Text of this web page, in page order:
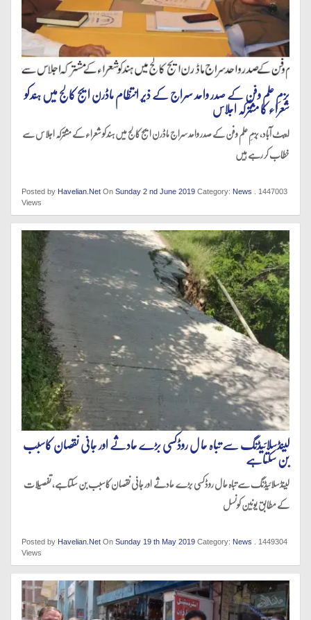
بزمِ علم وفن کے صدر واحد سراج کے ذیر انتظام ماڈرن ایج کالج میں ہندکو
شعراء کا مشترکہ اجلاس
ایبٹ آباد، بزمِ علم وفن کے صدر واحد سراج ماڈرن ایج کالج میں ہندکو شعراء کے مشترکہ اجلاس سے
خطاب کر رہے ہیں
Posted by Havelian.Net On Sunday 2 nd June 2019 Category: News . 1447003
Views
لینڈسلائیڈنگ سے تباہ حا ل روڈکسی بڑے حادثے اور جانی نقصان کاسبب
بن سکتاہے
لینڈسلائیڈنگ سے تباہ حا ل روڈکسی بڑے حادثے اور جانی نقصان کاسبب بن سکتاہے، تفصیلات
کے مطابق یونین کونسل
Posted by Havelian.Net On Sunday 19 th May 2019 Category: News . 1449304
Views